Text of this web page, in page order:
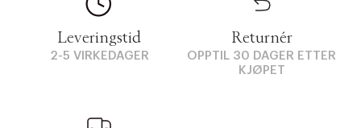
Leveringstid
2-5 VIRKEDAGER
Returnér
OPPTIL 30 DAGER ETTER
KJØPET